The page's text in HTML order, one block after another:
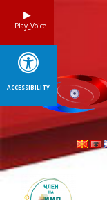
Play_Voice
ACCESSIBILITY